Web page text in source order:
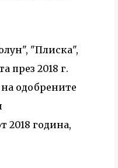
"Плиска",
през 2018 г.
одобрените
2018 година,